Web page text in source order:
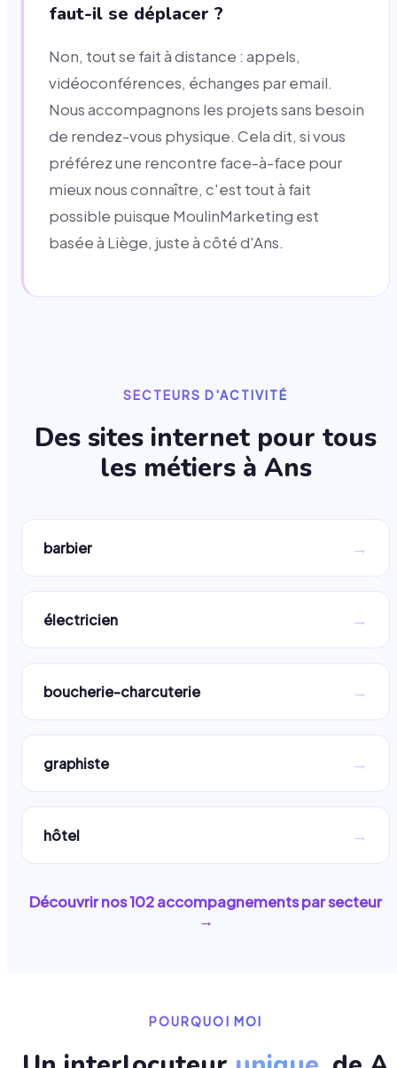
faut-il se déplacer ?
Non, tout se fait à distance : appels,
vidéoconférences, échanges par email.
Nous accompagnons les projets sans besoin
de rendez-vous physique. Cela dit, si vous
préférez une rencontre face-à-face pour
mieux nous connaître, c'est tout à fait
possible puisque MoulinMarketing est
basée à Liège, juste à côté d'Ans.
SECTEURS D'ACTIVITÉ
Des sites internet pour tous
les métiers à Ans
barbier →
électricien →
boucherie-charcuterie →
graphiste →
hôtel →
Découvrir nos102accompagnements par secteur
→
POURQUOI MOI